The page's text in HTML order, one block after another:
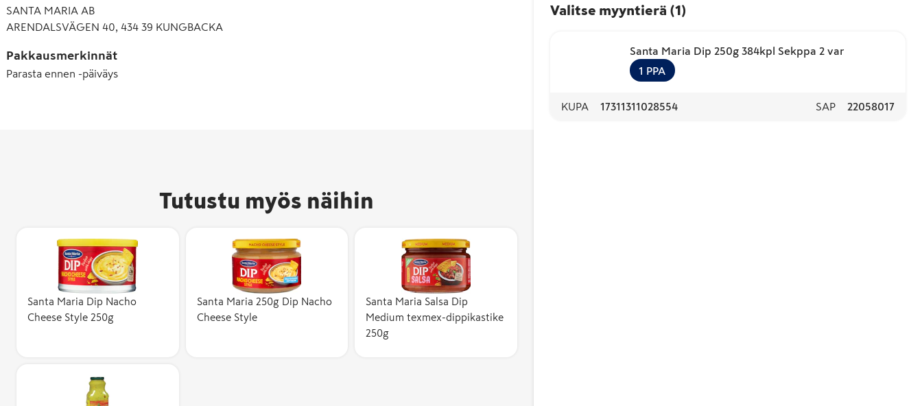
SANTA MARIA AB
ARENDALSVÄGEN 40, 434 39 KUNGBACKA
Pakkausmerkinnät
Parasta ennen -päiväys
Tutustu myös näihin
Santa Maria Dip Nacho
Cheese Style 250g
Santa Maria 250g Dip Nacho
Cheese Style
Santa Maria Salsa Dip
Medium texmex-dippikastike
250g
Valitse myyntierä (1 )
Santa Maria Dip 250g 384kpl Sekppa 2 var
1 PPA
KUPA 17311311028554 SAP 22058017